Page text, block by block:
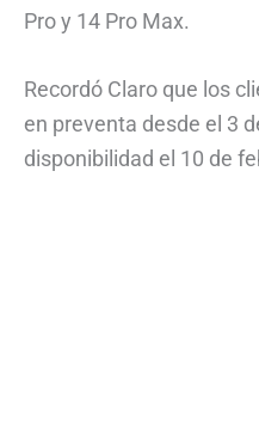
Pro y 14 Pro Max.
Recordó Claro que los
en preventa desde el 3
disponibilidad el 10 de